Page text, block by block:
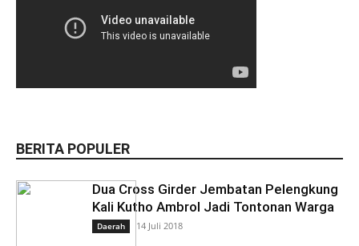
BERITA POPULER
Dua Cross Girder Jembatan Pelengkung
Kali Kutho Ambrol Jadi Tontonan Warga
Daerah 14 Juli 2018